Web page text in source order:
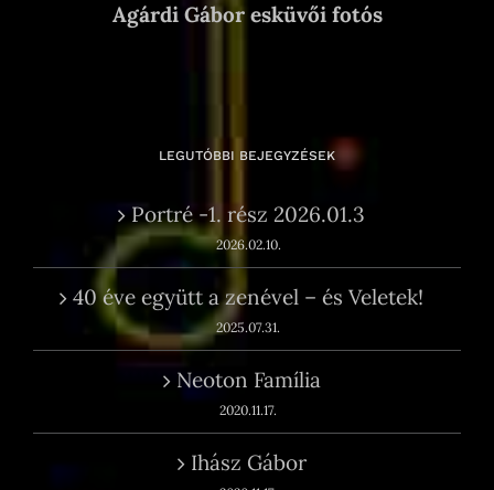
Agárdi Gábor esküvői fotós
LEGUTÓBBI BEJEGYZÉSEK
Portré -1. rész 2026.01.3
2026.02.10.
40 éve együtt a zenével – és Veletek!
2025.07.31.
Neoton Família
2020.11.17.
Ihász Gábor